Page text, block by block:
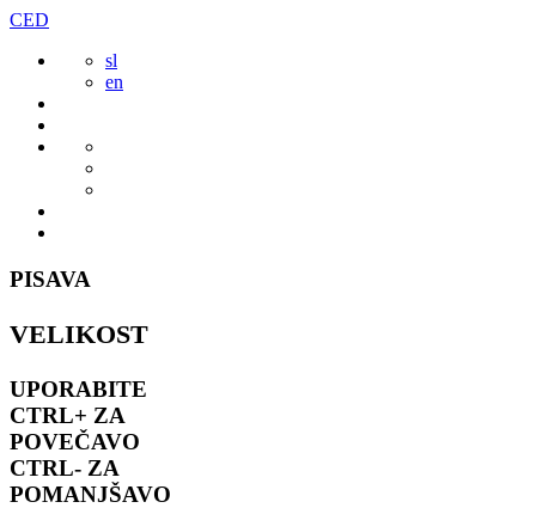
Preskoči
vsebine
CED
sl
en
PISAVA
VELIKOST
UPORABITE
CTRL+ ZA
POVEČAVO
CTRL- ZA
POMANJŠAVO